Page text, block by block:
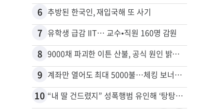
6 추방된 한국인, 재입국해 또 사기
7 유학생 급감 IIT… 교수•직원 160명 감원
8 9000채 파괴한 이튼 산불, 공식 원인 밝혀졌다
9 계좌만 열어도 최대 5000불…체킹 보너스 무한 경쟁
10 “내 딸 건드렸지” 성폭행범 유인해 ‘탕탕’…아빠의 복수 결말